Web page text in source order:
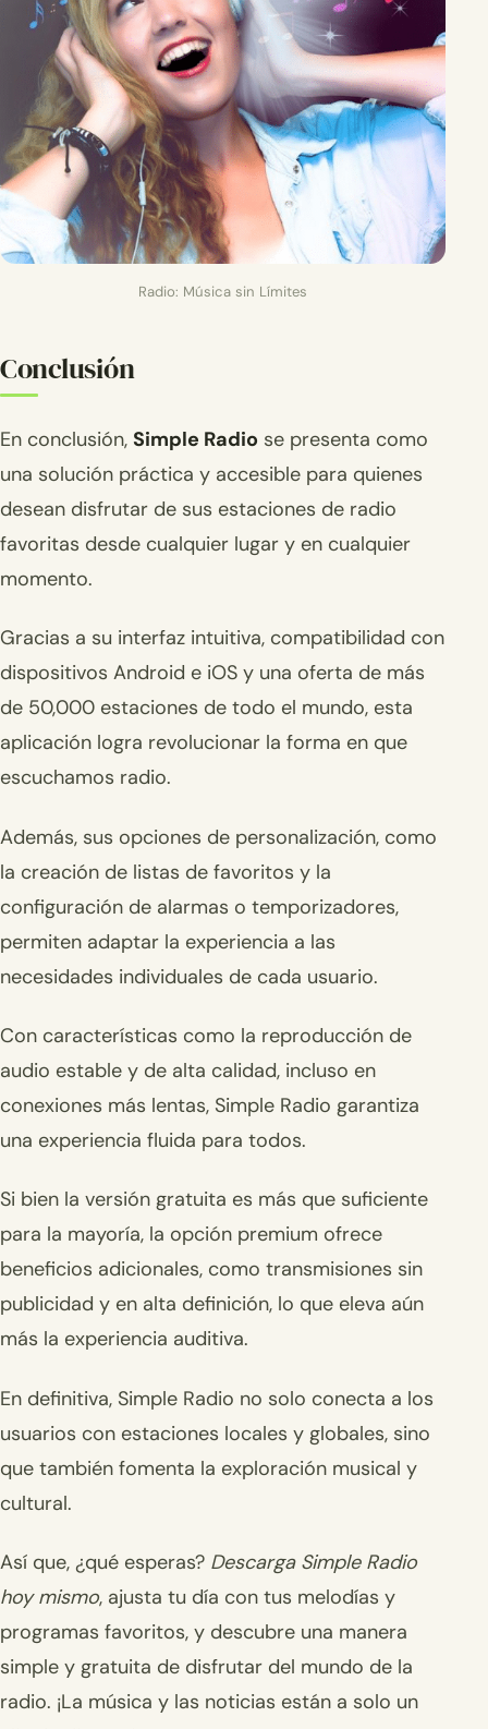
Radio: Música sin Límites
Conclusión
En conclusión, Simple Radio se presenta como
una solución práctica y accesible para quienes
desean disfrutar de sus estaciones de radio
favoritas desde cualquier lugar y en cualquier
momento.
Gracias a su interfaz intuitiva, compatibilidad con
dispositivos Android e iOS y una oferta de más
de 50,000 estaciones de todo el mundo, esta
aplicación logra revolucionar la forma en que
escuchamos radio.
Además, sus opciones de personalización, como
la creación de listas de favoritos y la
configuración de alarmas o temporizadores,
permiten adaptar la experiencia a las
necesidades individuales de cada usuario.
Con características como la reproducción de
audio estable y de alta calidad, incluso en
conexiones más lentas, Simple Radio garantiza
una experiencia fluida para todos.
Si bien la versión gratuita es más que suficiente
para la mayoría, la opción premium ofrece
beneficios adicionales, como transmisiones sin
publicidad y en alta definición, lo que eleva aún
más la experiencia auditiva.
En definitiva, Simple Radio no solo conecta a los
usuarios con estaciones locales y globales, sino
que también fomenta la exploración musical y
cultural.
Así que, ¿qué esperas? Descarga Simple Radio
hoy mismo, ajusta tu día con tus melodías y
programas favoritos, y descubre una manera
simple y gratuita de disfrutar del mundo de la
radio. ¡La música y las noticias están a solo un